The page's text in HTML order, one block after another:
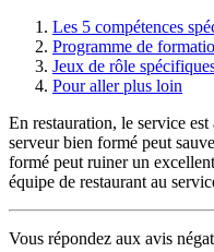
Les 5 compétences
Programme de
Jeux de rôle
Pour aller plus loin
En restauration, le service
serveur bien formé peut
formé peut ruiner un
équipe de restaurant au
Vous répondez aux avis